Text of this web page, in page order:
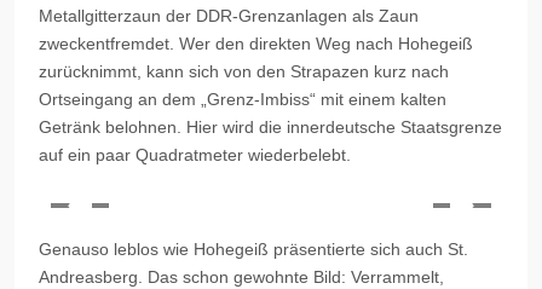
Metallgitterzaun der DDR-Grenzanlagen als Zaun
zweckentfremdet. Wer den direkten Weg nach Hohegeiß
zurücknimmt, kann sich von den Strapazen kurz nach
Ortseingang an dem „Grenz-Imbiss“ mit einem kalten
Getränk belohnen. Hier wird die innerdeutsche Staatsgrenze
auf ein paar Quadratmeter wiederbelebt.
Genauso leblos wie Hohegeiß präsentierte sich auch St.
Andreasberg. Das schon gewohnte Bild: Verrammelt,